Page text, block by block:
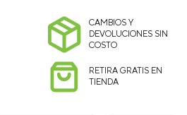
CAMBIOS Y
DEVOLUCIONES SIN
COSTO
RETIRA GRATIS EN
TIENDA